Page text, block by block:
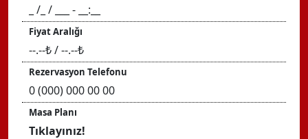
_ /_ / ___ - __:__
Fiyat Aralığı
--.--₺ / --.--₺
Rezervasyon Telefonu
0 (000) 000 00 00
Masa Planı
Tıklayınız!